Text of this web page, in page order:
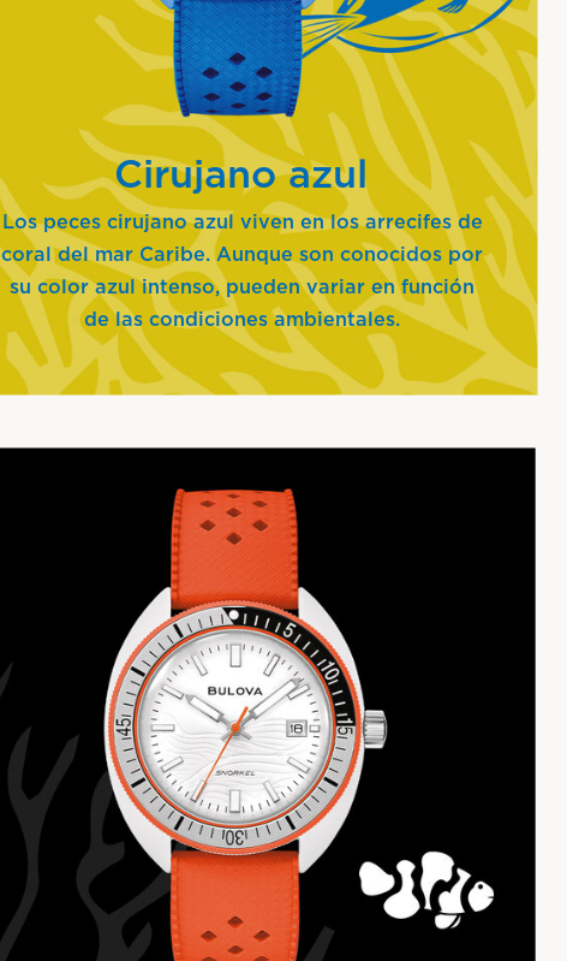
Cirujano azul
Los peces cirujano azul viven en los arrecifes de
coral del mar Caribe. Aunque son conocidos por
su color azul intenso, pueden variar en función
de las condiciones ambientales.